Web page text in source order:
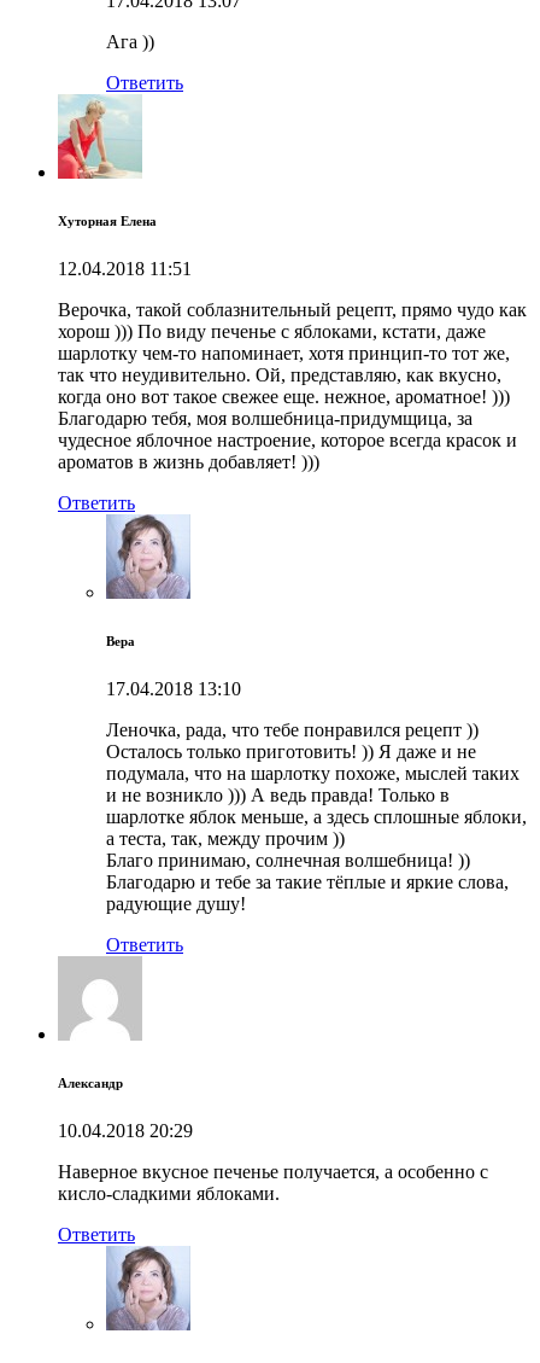
Ага ))
Ответить
Хуторная Елена
12.04.2018 11:51
Верочка, такой соблазнительный рецепт, прямо чудо как
хорош ))) По виду печенье с яблоками, кстати, даже
шарлотку чем-то напоминает, хотя принцип-то тот же,
так что неудивительно. Ой, представляю, как вкусно,
когда оно вот такое свежее еще. нежное, ароматное! )))
Благодарю тебя, моя волшебница-придумщица, за
чудесное яблочное настроение, которое всегда красок и
ароматов в жизнь добавляет! )))
Ответить
Вера
17.04.2018 13:10
Леночка, рада, что тебе понравился рецепт ))
Осталось только приготовить! )) Я даже и не
подумала, что на шарлотку похоже, мыслей таких
и не возникло ))) А ведь правда! Только в
шарлотке яблок меньше, а здесь сплошные яблоки,
а теста, так, между прочим ))
Благо принимаю, солнечная волшебница! ))
Благодарю и тебе за такие тёплые и яркие слова,
радующие душу!
Ответить
Александр
10.04.2018 20:29
Наверное вкусное печенье получается, а особенно с
кисло-сладкими яблоками.
Ответить